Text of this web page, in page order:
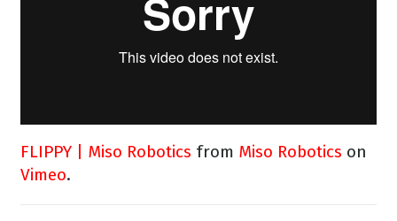
FLIPPY | Miso Robotics from Miso Robotics on
Vimeo.